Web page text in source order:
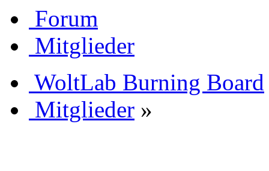
Forum
Mitglieder
WoltLab Burning Board
Mitglieder »